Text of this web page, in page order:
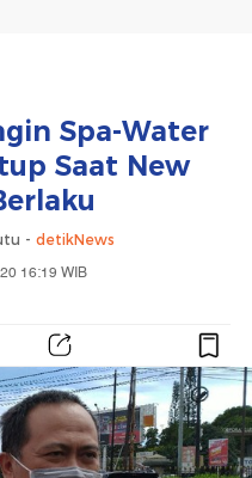
Spa-Water
Saat New
- detikNews
16:19 WIB